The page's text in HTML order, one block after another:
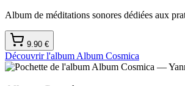
Album de méditations sonores dédiées aux
9.90 €
Découvrir l'album Album Cosmica